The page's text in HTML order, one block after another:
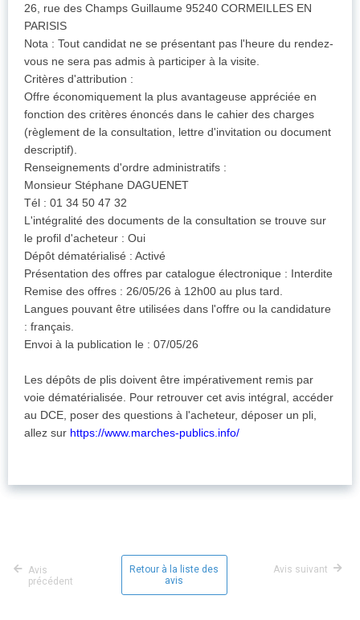
26, rue des Champs Guillaume 95240 CORMEILLES EN
PARISIS
Nota : Tout candidat ne se présentant pas l'heure du rendez-
vous ne sera pas admis à participer à la visite.
Critères d'attribution :
Offre économiquement la plus avantageuse appréciée en
fonction des critères énoncés dans le cahier des charges
(règlement de la consultation, lettre d'invitation ou document
descriptif).
Renseignements d'ordre administratifs :
Monsieur Stéphane DAGUENET
Tél : 01 34 50 47 32
L'intégralité des documents de la consultation se trouve sur
le profil d'acheteur : Oui
Dépôt dématérialisé : Activé
Présentation des offres par catalogue électronique : Interdite
Remise des offres : 26/05/26 à 12h00 au plus tard.
Langues pouvant être utilisées dans l'offre ou la candidature
: français.
Envoi à la publication le : 07/05/26
Les dépôts de plis doivent être impérativement remis par
voie dématérialisée. Pour retrouver cet avis intégral, accéder
au DCE, poser des questions à l'acheteur, déposer un pli,
allez sur https://www.marches-publics.info/
Avis
précédent
Retour à la liste des
avis
Avis suivant